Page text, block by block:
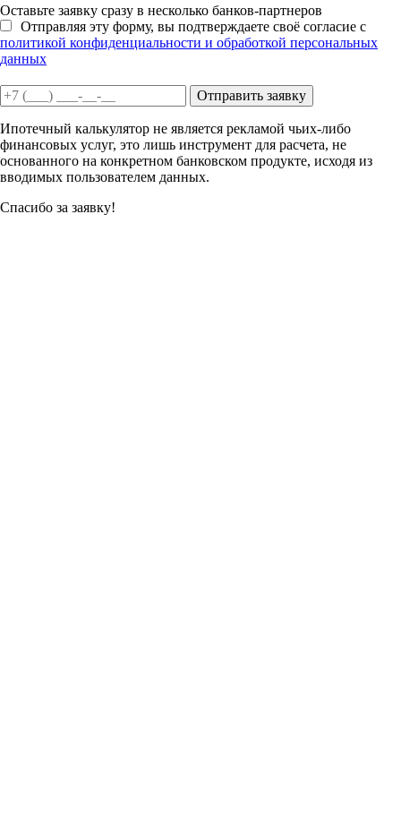
Оставьте заявку сразу в несколько банков-партнеров
Отправляя эту форму, вы подтверждаете своё согласие с
политикой конфиденциальности и обработкой персональных
данных
Отправить заявку
Ипотечный калькулятор не является рекламой чьих-либо
финансовых услуг, это лишь инструмент для расчета, не
основанного на конкретном банковском продукте, исходя из
вводимых пользователем данных.
Спасибо за заявку!